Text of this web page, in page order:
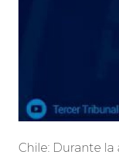
Chile: Durante